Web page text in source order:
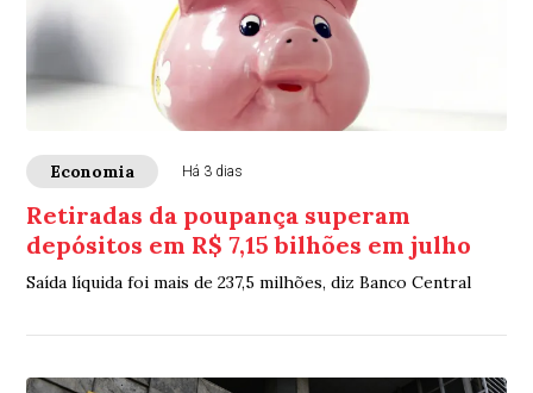
Economia Há 3 dias
Retiradas da poupança superam
depósitos em R$ 7,15 bilhões em julho
Saída líquida foi mais de 237,5 milhões, diz Banco Central